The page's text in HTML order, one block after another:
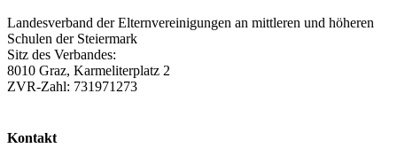
Landesverband der Elternvereinigungen an mittleren und höheren
Schulen der Steiermark
Sitz des Verbandes:
8010 Graz, Karmeliterplatz 2
ZVR-Zahl: 731971273
Kontakt